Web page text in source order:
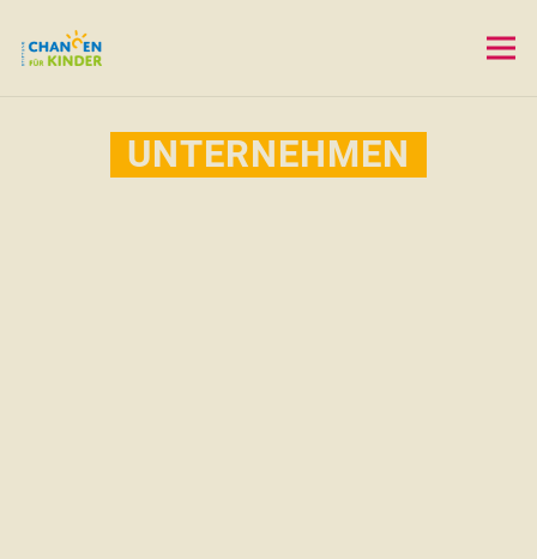
UNTERNEHMEN